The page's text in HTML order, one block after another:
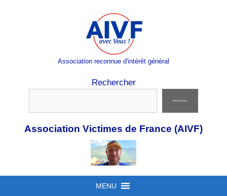
Association reconnue d'intérêt général
Rechercher
Rechercher
Association Victimes de France (AIVF)
MENU